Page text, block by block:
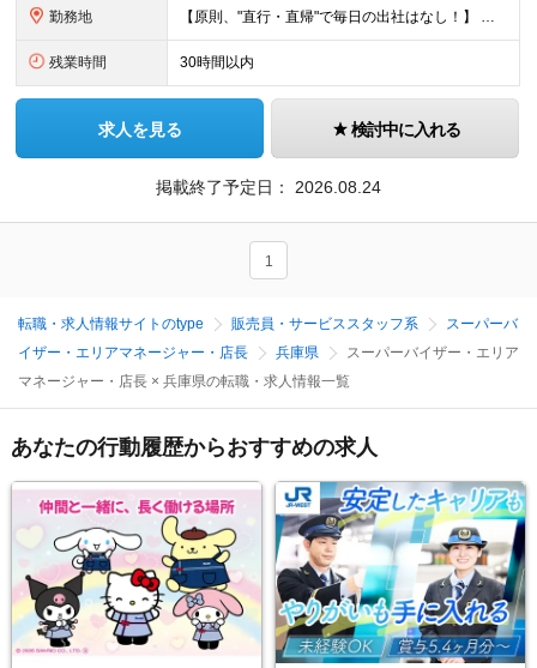
勤務地 【原則、"直行・直帰"で毎日の出社はなし！】 東京・埼玉・千葉・神奈川などを中心とした 周辺エリアの現場に「直行・直帰」となります！ ■関東第一第二支部 埼玉県八潮市大字二丁目1142-2 ◎最寄り
残業時間 30時間以内
求人を見る 検討中に入れる
掲載終了予定日： 2026.08.24
1
転職・求人情報サイトのtype 販売員・サービススタッフ系
スーパーバ
イザー・エリアマネージャー・店長
兵庫県
スーパーバイザー・エリア
マネージャー・店長 × 兵庫県の転職・求人情報一覧
あなたの行動履歴からおすすめの求人